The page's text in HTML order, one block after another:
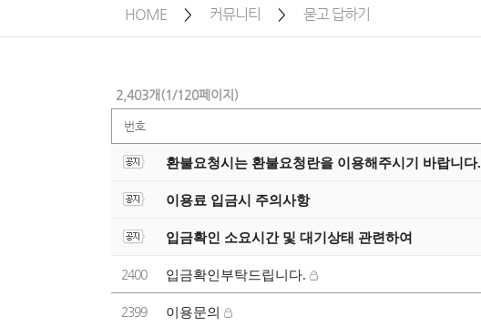
HOME > 커뮤니티 > 묻고 답하기
2,403개(1/120페이지)
번호
환불요청시는 환불요청란을 이용해주시기 바랍니다.
이용료 입금시 주의사항
입금확인 소요시간 및 대기상태 관련하여
2400 입금확인부탁드립니다.
2399 이용문의